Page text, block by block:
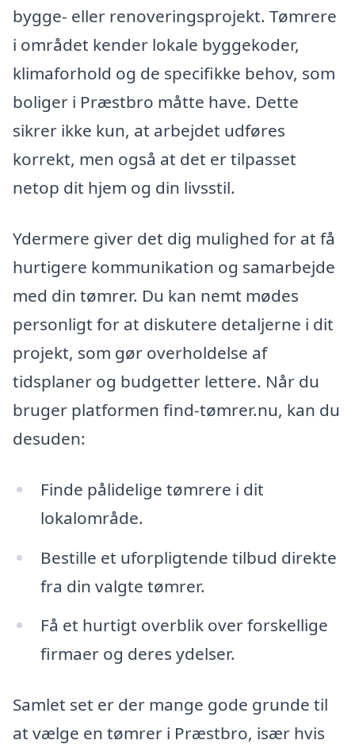
bygge- eller renoveringsprojekt. Tømrere
i området kender lokale byggekoder,
klimaforhold og de specifikke behov, som
boliger i Præstbro måtte have. Dette
sikrer ikke kun, at arbejdet udføres
korrekt, men også at det er tilpasset
netop dit hjem og din livsstil.
Ydermere giver det dig mulighed for at få
hurtigere kommunikation og samarbejde
med din tømrer. Du kan nemt mødes
personligt for at diskutere detaljerne i dit
projekt, som gør overholdelse af
tidsplaner og budgetter lettere. Når du
bruger platformen find-tømrer.nu, kan du
desuden:
Finde pålidelige tømrere i dit
lokalområde.
Bestille et uforpligtende tilbud direkte
fra din valgte tømrer.
Få et hurtigt overblik over forskellige
firmaer og deres ydelser.
Samlet set er der mange gode grunde til
at vælge en tømrer i Præstbro, især hvis